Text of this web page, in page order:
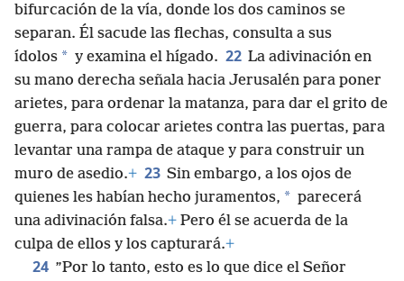
bifurcación de la vía, donde los dos caminos se
separan. Él sacude las flechas, consulta a sus
ídolos * y examina el hígado. 22 La adivinación en
su mano derecha señala hacia Jerusalén para poner
arietes, para ordenar la matanza, para dar el grito de
guerra, para colocar arietes contra las puertas, para
levantar una rampa de ataque y para construir un
muro de asedio.+ 23 Sin embargo, a los ojos de
quienes les habían hecho juramentos, * parecerá
una adivinación falsa.+ Pero él se acuerda de la
culpa de ellos y los capturará.+
24 ”Por lo tanto, esto es lo que dice el Señor